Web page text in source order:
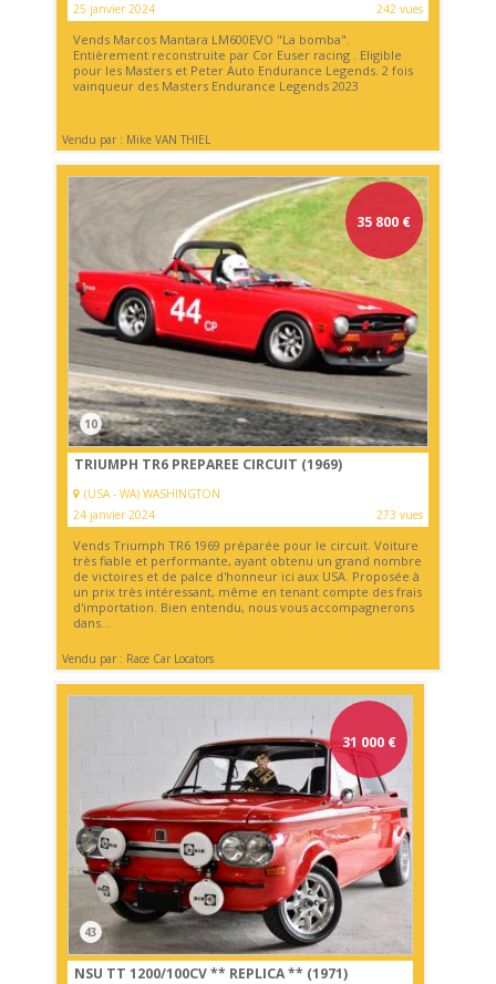
25 janvier 2024
242 vues
Vends Marcos Mantara LM600EVO "La bomba".
Entièrement reconstruite par Cor Euser racing . Eligible
pour les Masters et Peter Auto Endurance Legends. 2 fois
vainqueur des Masters Endurance Legends 2023
Vendu par : Mike VAN THIEL
35 800 €
10
TRIUMPH TR6 PREPAREE CIRCUIT (1969)
(USA - WA) WASHINGTON
24 janvier 2024
273 vues
Vends Triumph TR6 1969 préparée pour le circuit. Voiture
très fiable et performante, ayant obtenu un grand nombre
de victoires et de palce d'honneur ici aux USA. Proposée à
un prix très intéressant, même en tenant compte des frais
d'importation. Bien entendu, nous vous accompagnerons
dans...
Vendu par : Race Car Locators
31 000€
43
NSU TT 1200/100CV ** REPLICA ** (1971)